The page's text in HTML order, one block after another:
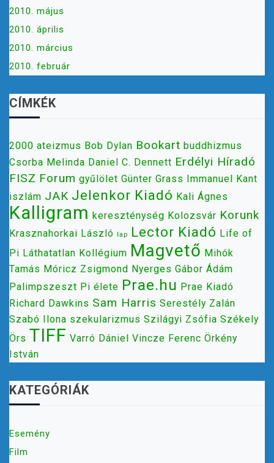
2010. május
2010. április
2010. március
2010. február
CÍMKÉK
2000 ateizmus Bob Dylan Bookart buddhizmus
Csorba Melinda Daniel C. Dennett Erdélyi Híradó
FISZ Forum gyűlölet Günter Grass Immanuel Kant
iszlám JAK Jelenkor Kiadó Kali Ágnes
Kalligram kereszténység Kolozsvár Korunk
Krasznahorkai László lap Lector Kiadó Life of
Pi Láthatatlan Kollégium Magvető Mihók
Tamás Móricz Zsigmond Nyerges Gábor Ádám
Palimpszeszt Pi élete Prae.hu Prae Kiadó
Richard Dawkins Sam Harris Serestély Zalán
Szabó Ilona szekularizmus Szilágyi Zsófia Székely
Örs TIFF Varró Dániel Vincze Ferenc Örkény
István
KATEGÓRIÁK
Esemény
Film